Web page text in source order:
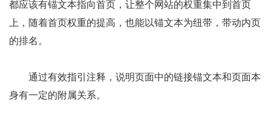
都应该有锚文本指向首页，让整个网站的权重集中到首页
上，随着首页权重的提高，也能以锚文本为纽带，带动内页
的排名。
通过有效指引注释，说明页面中的链接锚文本和页面本
身有一定的附属关系。